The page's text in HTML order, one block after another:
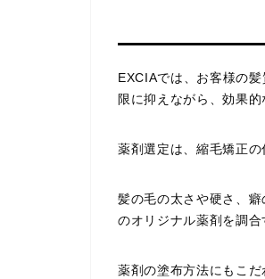
EXCIAでは、お客様の
限に抑えながら、効果的
薬剤選定は、縮毛矯正
髪の毛の太さや硬さ、
のオリジナル薬剤を調合
薬剤の塗布方法にもこ